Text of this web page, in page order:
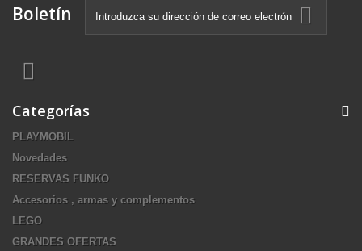
Boletín
Categorías
PLAYMOBIL
Novedades
RESERVAS FUNKO
Accesorios , armas y complementos
LEGO
GRANDES OFERTAS